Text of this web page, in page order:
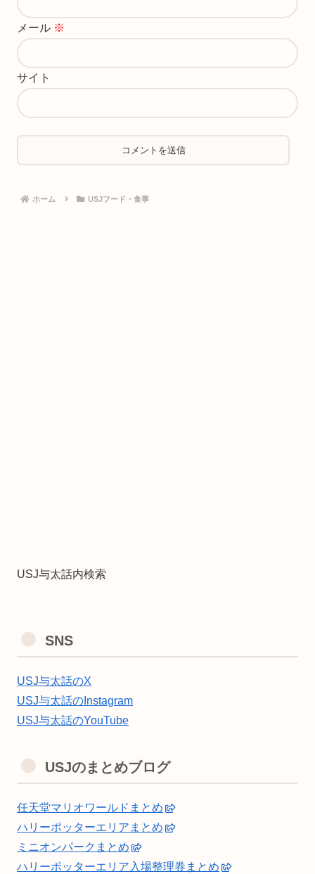
メール ※
サイト
ホーム USJフード・食事
USJ与太話内検索
SNS
USJ与太話のX
USJ与太話のInstagram
USJ与太話のYouTube
USJのまとめブログ
任天堂マリオワールドまとめ
ハリーポッターエリアまとめ
ミニオンパークまとめ
ハリーポッターエリア入場整理券まとめ